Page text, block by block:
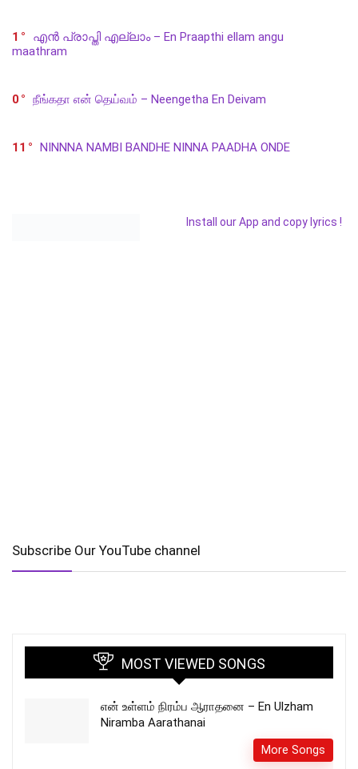
1
എൻ പ്രാപ്തി എല്ലാം – En Praapthi ellam angu
maathram
0 நீங்கதா என் தெய்வம் – Neengetha En Deivam
11 NINNNA NAMBI BANDHE NINNA PAADHA ONDE
Install our App and copy lyrics !
Subscribe Our YouTube channel
MOST VIEWED SONGS
என் உள்ளம் நிரம்ப ஆராதனை – En Ulzham
Niramba Aarathanai
More Songs